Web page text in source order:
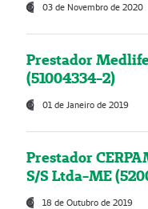
03 de Novembro de 2020
Prestador
(51004334-2)
01 de Janeiro de 2019
Prestador
S/S Ltda-ME
18 de Outubro de 2019